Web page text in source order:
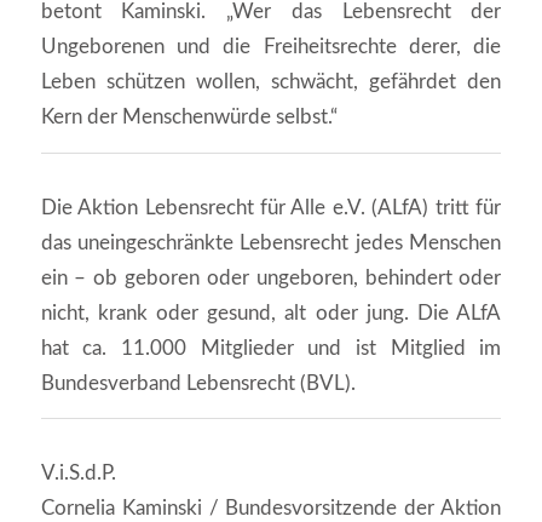
betont Kaminski. „Wer das Lebensrecht der
Ungeborenen und die Freiheitsrechte derer, die
Leben schützen wollen, schwächt, gefährdet den
Kern der Menschenwürde selbst.“
Die Aktion Lebensrecht für Alle e.V. (ALfA) tritt für
das uneingeschränkte Lebensrecht jedes Menschen
ein – ob geboren oder ungeboren, behindert oder
nicht, krank oder gesund, alt oder jung. Die ALfA
hat ca. 11.000 Mitglieder und ist Mitglied im
Bundesverband Lebensrecht (BVL).
V.i.S.d.P.
Cornelia Kaminski / Bundesvorsitzende der Aktion